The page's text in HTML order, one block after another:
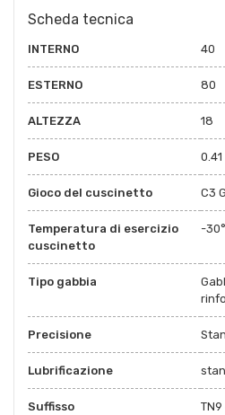
Scheda tecnica
INTERNO 40
ESTERNO 80
ALTEZZA 18
PESO 0.41
Gioco del cuscinetto C3
Temperatura di esercizio
cuscinetto
-
Tipo gabbia
Precisione
Lubrificazione
Suffisso